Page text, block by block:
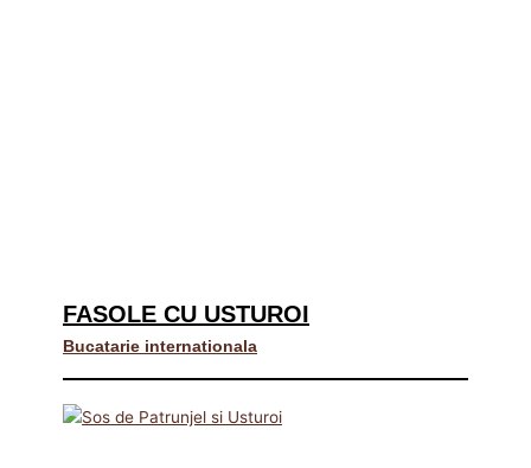
FASOLE CU USTUROI
Bucatarie internationala